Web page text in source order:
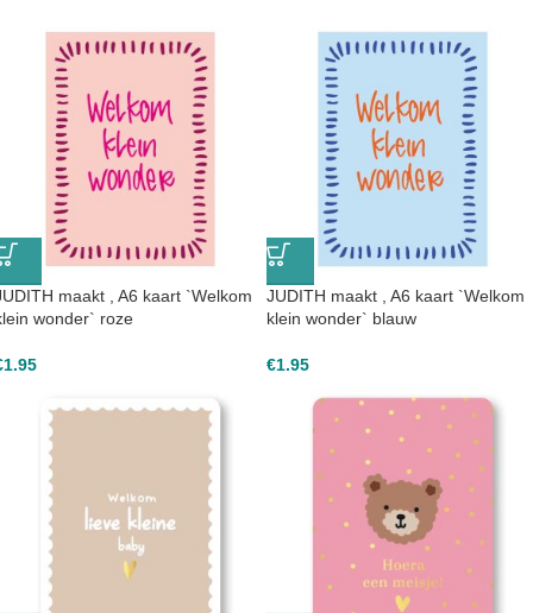
maakt , A6 kaart `Welkom
wonder` roze
1.95
JUDITH maakt , A6 kaart `Welkom
klein wonder` blauw
€1.95